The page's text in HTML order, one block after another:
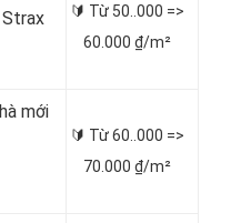
🔰 Từ 50..000 =>
60.000 ₫/m²
mới
🔰 Từ60..000 =>
70.000 ₫/m²